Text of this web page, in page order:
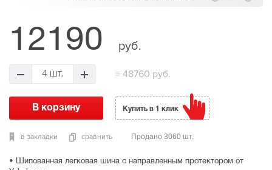
• Шипованная легковая шина с направленным протектором от
12190 руб.
4 шт. = 48760 руб.
в закладки сравнить
Купить в 1 клик
Продано 3060 шт.